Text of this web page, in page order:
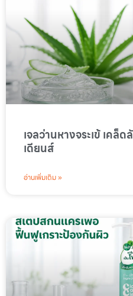
เจลว่านหางจระเข้ เคล็
เดียนส์
อ่านเพิ่มเติม »